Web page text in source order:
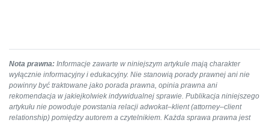
Nota prawna: Informacje zawarte w niniejszym artykule mają charakter
wyłącznie informacyjny i edukacyjny. Nie stanowią porady prawnej ani nie
powinny być traktowane jako porada prawna, opinia prawna ani
rekomendacja w jakiejkolwiek indywidualnej sprawie. Publikacja niniejszego
artykułu nie powoduje powstania relacji adwokat–klient (attorney–client
relationship) pomiędzy autorem a czytelnikiem. Każda sprawa prawna jest